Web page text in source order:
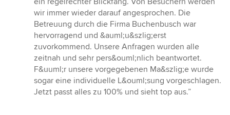
Sternen
wir immer wieder darauf angesprochen. Die
Betreuung durch die Firma Buchenbusch war
hervorragend und &auml;u&szlig;erst
zuvorkommend. Unsere Anfragen wurden alle
zeitnah und sehr pers&ouml;nlich beantwortet.
F&uuml;r unsere vorgegebenen Ma&szlig;e wurde
sogar eine individuelle L&ouml;sung vorgeschlagen.
Jetzt passt alles zu 100% und sieht top aus.”